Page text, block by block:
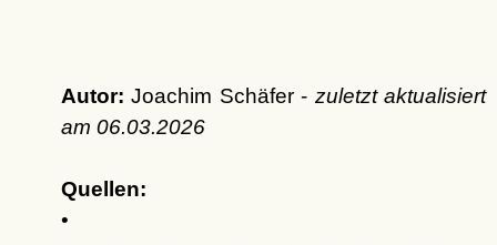
Autor: Joachim Schäfer - zuletzt aktualisiert
am 06.03.2026
Quellen:
•